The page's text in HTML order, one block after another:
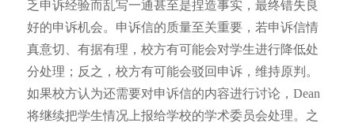
乏申诉经验而乱写一通甚至是捏造事实，最终错失良
好的申诉机会。申诉信的质量至关重要，若申诉信情
真意切、有据有理，校方有可能会对学生进行降低处
分处理；反之，校方有可能会驳回申诉，维持原判。
如果校方认为还需要对申诉信的内容进行讨论，Dean
将继续把学生情况上报给学校的学术委员会处理。之